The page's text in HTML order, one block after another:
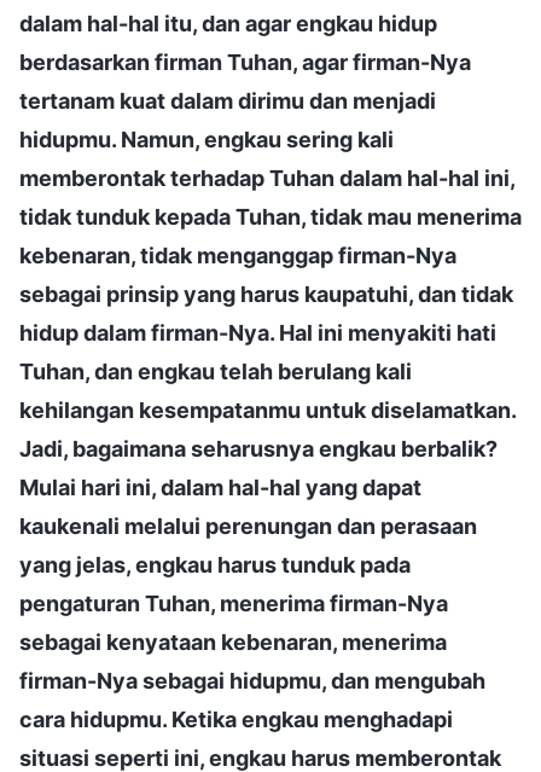
dalam hal-hal itu, dan agar engkau hidup
berdasarkan firman Tuhan, agar firman-Nya
tertanam kuat dalam dirimu dan menjadi
hidupmu. Namun, engkau sering kali
memberontak terhadap Tuhan dalam hal-hal ini,
tidak tunduk kepada Tuhan, tidak mau menerima
kebenaran, tidak menganggap firman-Nya
sebagai prinsip yang harus kaupatuhi, dan tidak
hidup dalam firman-Nya. Hal ini menyakiti hati
Tuhan, dan engkau telah berulang kali
kehilangan kesempatanmu untuk diselamatkan.
Jadi, bagaimana seharusnya engkau berbalik?
Mulai hari ini, dalam hal-hal yang dapat
kaukenali melalui perenungan dan perasaan
yang jelas, engkau harus tunduk pada
pengaturan Tuhan, menerima firman-Nya
sebagai kenyataan kebenaran, menerima
firman-Nya sebagai hidupmu, dan mengubah
cara hidupmu. Ketika engkau menghadapi
situasi seperti ini, engkau harus memberontak